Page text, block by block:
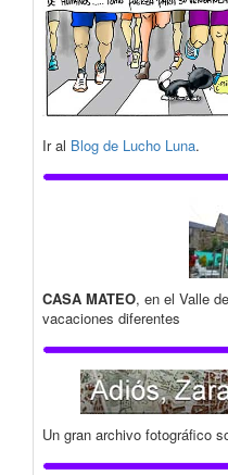
Ir al Blog de Lucho Luna.
CASA MATEO, en el Valle
vacaciones diferentes
Un gran archivo fotográfico